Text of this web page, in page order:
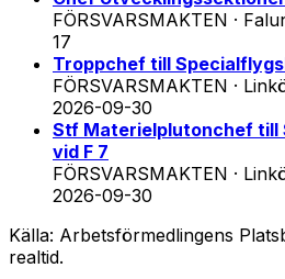
FÖRSVARSMAKTEN ·
17
Troppchef till
FÖRSVARSMAKTEN ·
2026-09-30
Stf Materielplutonchef till
vid F 7
FÖRSVARSMAKTEN ·
2026-09-30
Källa: Arbetsförmedlingens
realtid.